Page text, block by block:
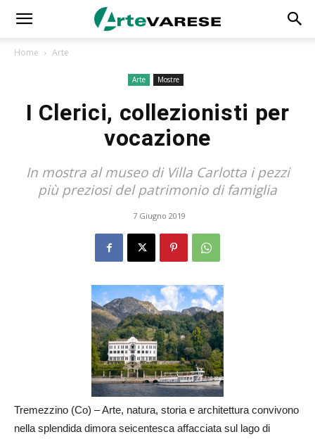
Home Arte
Arte Mostre
I Clerici, collezionisti per
vocazione
In mostra al museo di Villa Carlotta i pezzi
più preziosi del patrimonio di famiglia
7 Giugno 2019
Tremezzino (Co) – Arte, natura, storia e architettura convivono
nella splendida dimora seicentesca affacciata sul lago di